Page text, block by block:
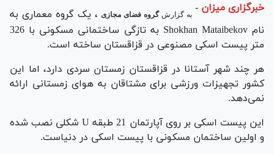
خبرگزاری میزان - به گزارشگروه فضای مجازی ، یک گروه معماری به
نامShokhan Mataibekov
به تازگی ساختمانی مسکونی با 326
متر پیست اسکی مصنوعی در قزاقستان ساخته است.
هر چند شهر آستانا در قزاقستان زمستان سردی دارد، اما این
کشور تجهیزات ورزشی برای مشتاقان به هوای زمستانی ارائه
نمی‌دهد.
این پیست اسکی بر روی آپارتمان 21 طبقه
U شکلی نصب شده
و اولین ساختمان مسکونی با پیست اسکی در دنیاست.